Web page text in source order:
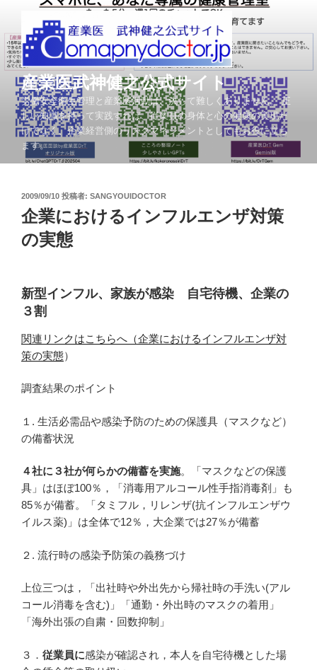
テ
ン
プ
産業医武神健之公式サイト
労働安全衛生管理と産業医活動は、決して難しくありません。 正
しい知識を持って実践すれば、従業員の身体と心の健康の実現だ
けでなく、企業経営側のリスクマネジメントとしてもお役に立ち
ます。
投
稿
日:
2009/09/10 投稿者: SANGYOUIDOCTOR
企業におけるインフルエンザ対策
の実態
新型インフル、家族が感染 自宅待機、企業の
３割
関連リンクはこちらへ（企業におけるインフルエンザ対
策の実態）
調査結果のポイント
１. 生活必需品や感染予防のための保護具（マスクなど）
の備蓄状況
４社に３社が何らかの備蓄を実施。「マスクなどの保護
具」はほぼ100％，「消毒用アルコール性手指消毒剤」も
85％が備蓄。「タミフル，リレンザ(抗インフルエンザウ
イルス薬)」は全体で12％，大企業では27％が備蓄
２. 流行時の感染予防策の義務づけ
上位三つは，「出社時や外出先から帰社時の手洗い(アル
コール消毒を含む)」「通勤・外出時のマスクの着用」
「海外出張の自粛・回数抑制」
３． 従業員に感染が確認され，本人を自宅待機とした場